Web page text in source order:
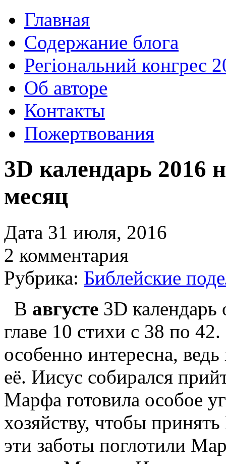
Главная
Содержание блога
Регіональний конгрес
Об авторе
Контакты
Пожертвования
3D календарь 2016
месяц
Дата 31 июля, 2016
2 комментария
Рубрика: Библейские
В августе 3D календарь
главе 10 стихи с 38 по
особенно интересна,
её. Иисус собирался
Марфа готовила особое
хозяйству, чтобы
эти заботы поглотили